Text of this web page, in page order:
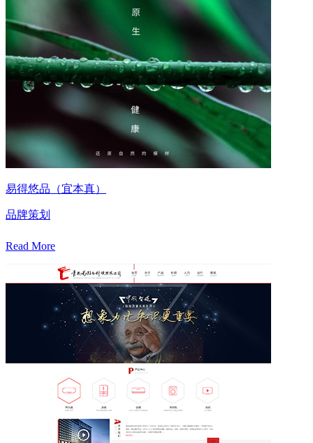
易得悠品（宜本真）
品牌策划
Read More